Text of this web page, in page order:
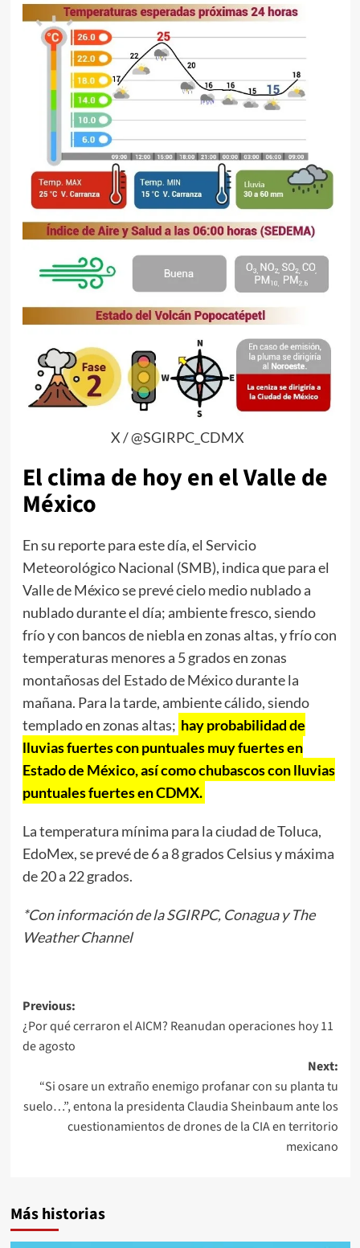
X / @SGIRPC_CDMX
El clima de hoy en el Valle de
México
En su reporte para este día, el Servicio
Meteorológico Nacional (SMB), indica que para el
Valle de México se prevé cielo medio nublado a
nublado durante el día; ambiente fresco, siendo
frío y con bancos de niebla en zonas altas, y frío con
temperaturas menores a 5 grados en zonas
montañosas del Estado de México durante la
mañana. Para la tarde, ambiente cálido, siendo
templado en zonas altas; hay probabilidad de
lluvias fuertes con puntuales muy fuertes en
Estado de México, así como chubascos con lluvias
puntuales fuertes en CDMX.
La temperatura mínima para la ciudad de Toluca,
EdoMex, se prevé de 6 a 8 grados Celsius y máxima
de 20 a 22 grados.
*Con información de la SGIRPC, Conagua y The
Weather Channel
Post
navigation
Previous:
¿Por qué cerraron el AICM? Reanudan operaciones hoy 11
de agosto
Next:
“Si osare un extraño enemigo profanar con su planta tu
suelo…”, entona la presidenta Claudia Sheinbaum ante los
cuestionamientos de drones de la CIA en territorio
mexicano
Más historias